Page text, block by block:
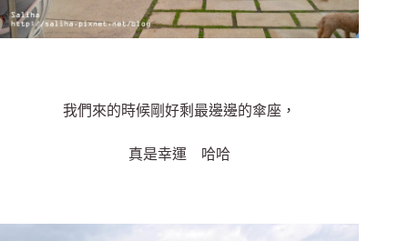
我們來的時候剛好剩最邊邊的傘座，
真是幸運 哈哈